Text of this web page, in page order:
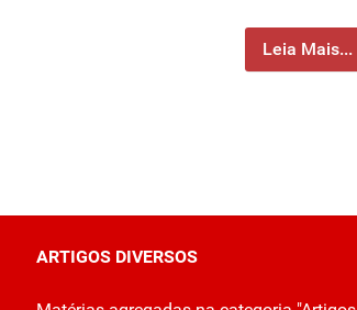
Leia Mais...
ARTIGOS DIVERSOS